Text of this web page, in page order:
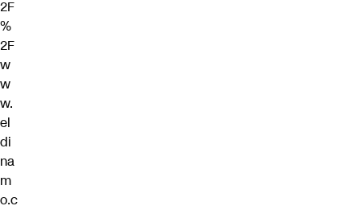
2F
%
2F
w
w
w.
el
di
na
m
o.c